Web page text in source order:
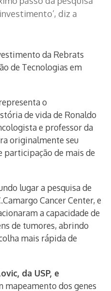
diz a
da Rebrats
de Tecnologias em
o
de vida de Ronaldo
e professor da
originalmente seu
participação de mais de
lugar a pesquisa de
Cancer Center, e
a capacidade de
de tumores, abrindo
mais rápida de
da USP, e
mapeamento dos genes